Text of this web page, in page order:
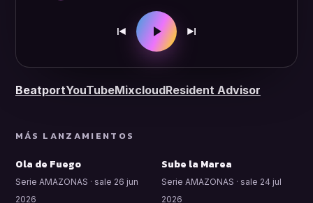
BeatportYouTubeMixcloudResident Advisor
MÁS LANZAMIENTOS
Ola de Fuego
Serie AMAZONAS · sale 26 jun
2026
Sube la Marea
Serie AMAZONAS · sale 24 jul
2026